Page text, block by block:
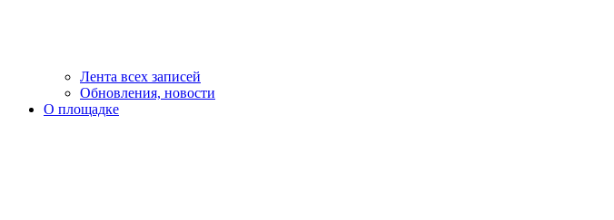
Лента всех записей
Обновления, новости
О площадке